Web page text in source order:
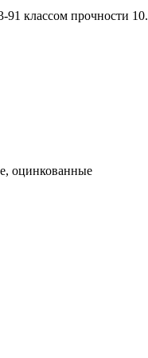
классом прочности
оцинкованные